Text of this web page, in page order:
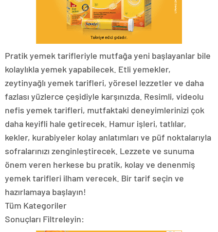
Pratik yemek tarifleriyle mutfağa yeni başlayanlar bile
kolaylıkla yemek yapabilecek. Etli yemekler,
zeytinyağlı yemek tarifleri, yöresel lezzetler ve daha
fazlası yüzlerce çeşidiyle karşınızda. Resimli, videolu
nefis yemek tarifleri, mutfaktaki deneyimlerinizi çok
daha keyifli hale getirecek. Hamur işleri, tatlılar,
kekler, kurabiyeler kolay anlatımları ve püf noktalarıyla
sofralarınızı zenginleştirecek. Lezzete ve sunuma
önem veren herkese bu pratik, kolay ve denenmiş
yemek tarifleri ilham verecek. Bir tarif seçin ve
hazırlamaya başlayın!
Tüm Kategoriler
Sonuçları Filtreleyin: